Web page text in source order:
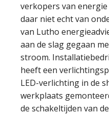
verkopers van
daar niet echt van
van Lutho
aan de slag gegaan
stroom.
heeft een
LED-verlichting in de
werkplaats
de schakeltijden van